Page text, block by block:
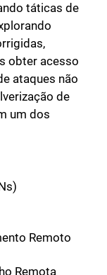
táticas de
obter acesso
ataques não
de
um dos
Remoto
Remota